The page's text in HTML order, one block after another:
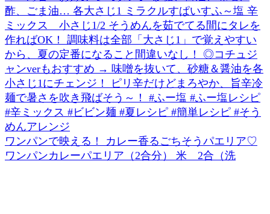
ワンパンで映える！ カレー香るごちそうパエリア♡
ワンパンカレーパエリア（2合分） 米 2合（洗